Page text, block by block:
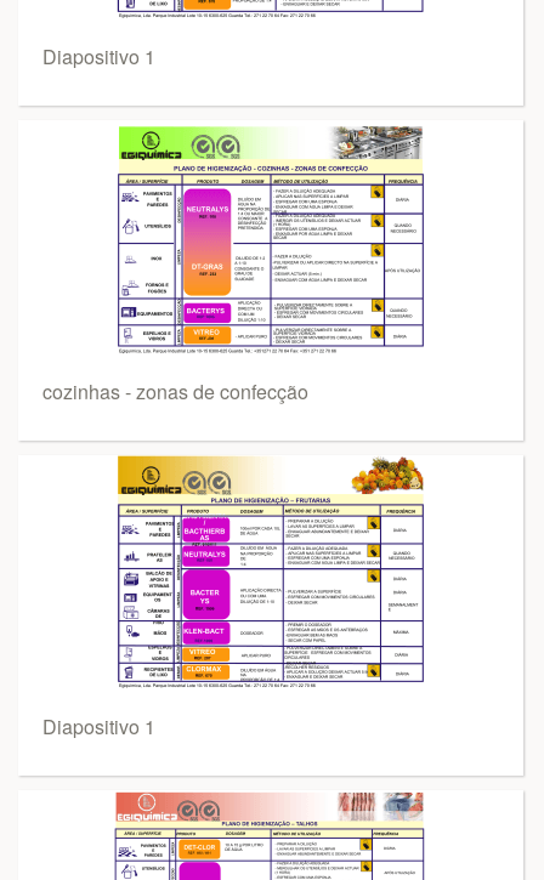
Diapositivo 1
cozinhas - zonas de confecção
Diapositivo 1